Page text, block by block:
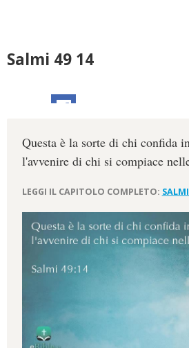
Salmi 49 14
Questa è la sorte di chi confida
l'avvenire di chi si compiace
LEGGI IL CAPITOLO COMPLETO: